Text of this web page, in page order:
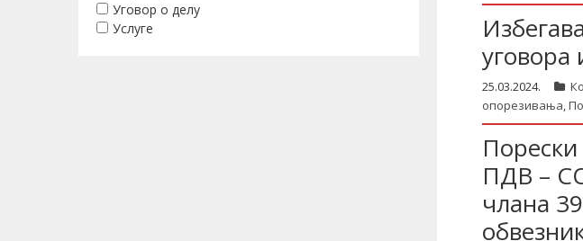
уговора
25.03.2024.
опорезивања,
Порески
ПДВ –
члана
Уговор о делу
Услуге